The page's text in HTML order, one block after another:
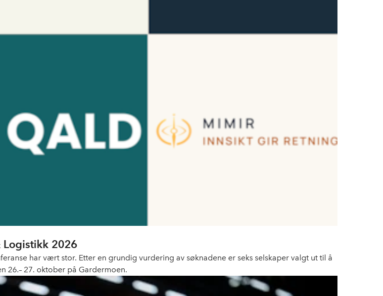
Logistikk 2026
har vært stor. Etter en grundig vurdering av søknadene er seks selskaper valgt ut til å
26.– 27. oktober på Gardermoen.